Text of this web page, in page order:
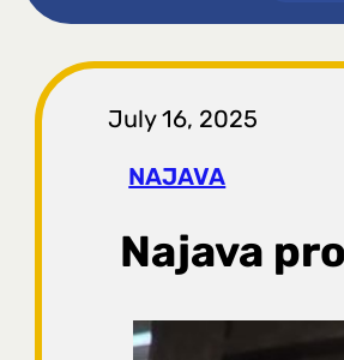
t
r
a
g
July 16, 2025
NAJAVA
Najava